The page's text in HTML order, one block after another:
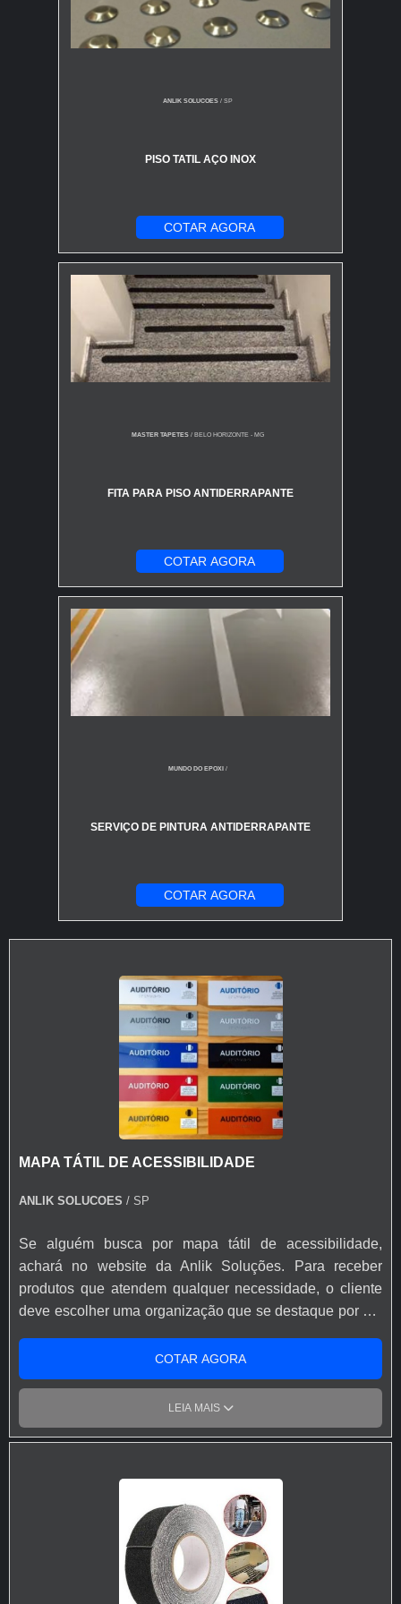
ANLIK SOLUCOES / SP
PISO TATIL AÇO INOX
COTAR AGORA
MASTER TAPETES / BELO HORIZONTE - MG
FITA PARA PISO ANTIDERRAPANTE
COTAR AGORA
MUNDO DO EPOXI /
SERVIÇO DE PINTURA ANTIDERRAPANTE
COTAR AGORA
MAPA TÁTIL DE ACESSIBILIDADE
ANLIK SOLUCOES / SP
Se alguém busca por mapa tátil de acessibilidade,
achará no website da Anlik Soluções. Para receber
produtos que atendem qualquer necessidade, o cliente
deve escolher uma organização que se destaque por um
ramo. Quando o assunto é mapa tátil de acessibilidade,
na Anlik Soluções o cliente encontrará precisão e
suporte personalizado via WhatsApp.MAIS DETALHES
INTERESSANTES SOBRE MAPA TÁTIL DE
ACESSIBILIDADEA Anlik Soluções objetiva seus
atividades e sede em localização privilegiada, tudo isso
para garantir que se tenha mapa tátil de acessibilidade
com proteção.Há muitas maneiras eficientes de uma
companhia demonstrar competência, excelência e
COTAR AGORA
LEIA MAIS